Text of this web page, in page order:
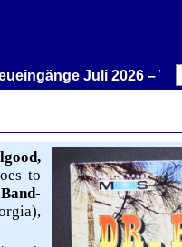
Juli 2026 –
to